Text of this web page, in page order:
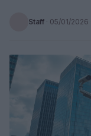
Staff · 05/01/2026